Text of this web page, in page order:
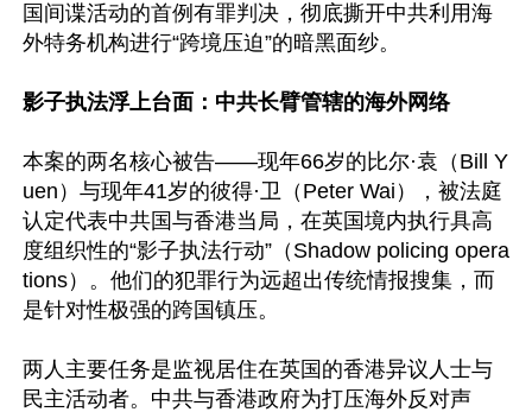
国间谍活动的首例有罪判决，彻底撕开中共利用海
外特务机构进行“跨境压迫”的暗黑面纱。
影子执法浮上台面：中共长臂管辖的海外网络
本案的两名核心被告——现年66岁的比尔·袁（Bill Y
uen）与现年41岁的彼得·卫（Peter Wai），被法庭
认定代表中共国与香港当局，在英国境内执行具高
度组织性的“影子执法行动”（Shadow policing opera
tions）。他们的犯罪行为远超出传统情报搜集，而
是针对性极强的跨国镇压。
两人主要任务是监视居住在英国的香港异议人士与
民主活动者。中共与香港政府为打压海外反对声